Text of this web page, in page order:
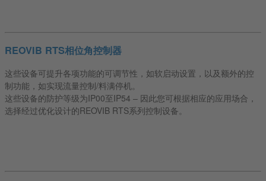
REOVIB RTS相位角控制器
这些设备可提升各项功能的可调节性，如软启动设置，以及额外的控
制功能，如实现流量控制/料满停机。
这些设备的防护等级为IP00至IP54 – 因此您可根据相应的应用场合，
选择经过优化设计的REOVIB RTS系列控制设备。